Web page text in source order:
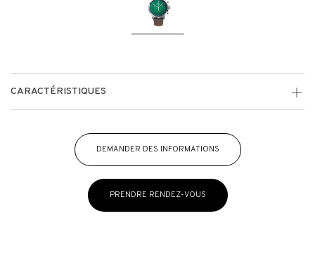
CARACTÉRISTIQUES
DEMANDER DES INFORMATIONS
PRENDRE RENDEZ-VOUS